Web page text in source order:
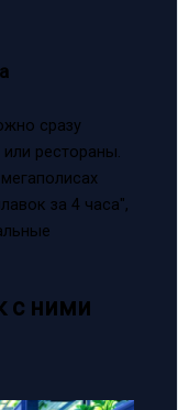
сразу
рестораны.
за 4 часа",
с ними